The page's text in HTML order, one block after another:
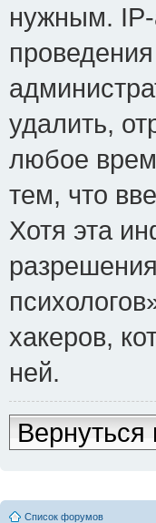
нужным.
удалить,
любое
тем, что
Хотя эта
хакеров,
ней.
Вернуться
Список форумов